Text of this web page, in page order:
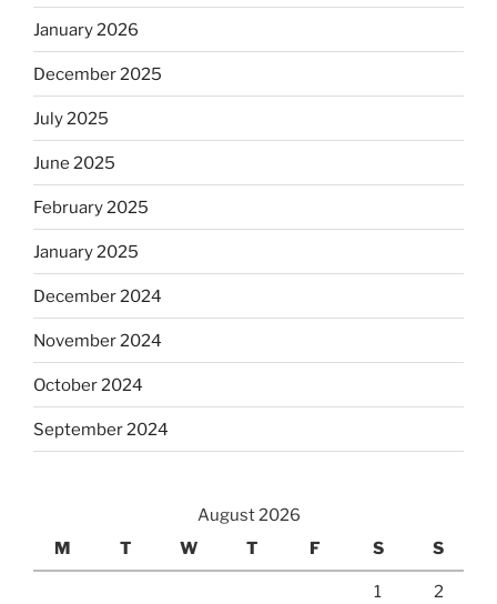
January 2026
December 2025
July 2025
June 2025
February 2025
January 2025
December 2024
November 2024
October 2024
September 2024
August 2026
M
T W T F S S
1 2